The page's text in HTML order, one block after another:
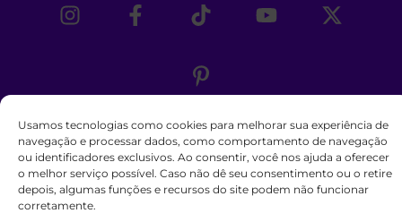
Usamos tecnologias como cookies para melhorar sua experiência de
navegação e processar dados, como comportamento de navegação
ou identificadores exclusivos. Ao consentir, você nos ajuda a oferecer
o melhor serviço possível. Caso não dê seu consentimento ou o retire
depois, algumas funções e recursos do site podem não funcionar
corretamente.